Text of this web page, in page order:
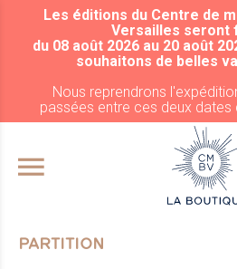
ALLER AU
Les éditions du Centre de
Versailles seront
du 08 août 2026 au 20 août
souhaitons de belles
Nous reprendrons
passées entre ces deux dates
PARTITION